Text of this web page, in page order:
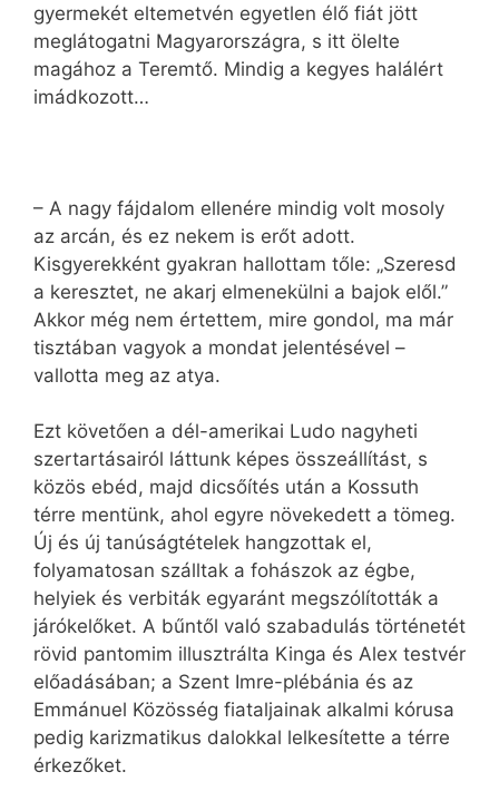
gyermekét eltemetvén egyetlen élő fiát jött
meglátogatni Magyarországra, s itt ölelte
magához a Teremtő. Mindig a kegyes halálért
imádkozott…
– A nagy fájdalom ellenére mindig volt mosoly
az arcán, és ez nekem is erőt adott.
Kisgyerekként gyakran hallottam tőle: „Szeresd
a keresztet, ne akarj elmenekülni a bajok elől.”
Akkor még nem értettem, mire gondol, ma már
tisztában vagyok a mondat jelentésével –
vallotta meg az atya.
Ezt követően a dél-amerikai Ludo nagyheti
szertartásairól láttunk képes összeállítást, s
közös ebéd, majd dicsőítés után a Kossuth
térre mentünk, ahol egyre növekedett a tömeg.
Új és új tanúságtételek hangzottak el,
folyamatosan szálltak a fohászok az égbe,
helyiek és verbiták egyaránt megszólították a
járókelőket. A bűntől való szabadulás történetét
rövid pantomim illusztrálta Kinga és Alex testvér
előadásában; a Szent Imre-plébánia és az
Emmánuel Közösség fiataljainak alkalmi kórusa
pedig karizmatikus dalokkal lelkesítette a térre
érkezőket.